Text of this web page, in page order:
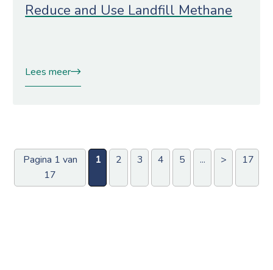
Reduce and Use Landfill Methane
Lees meer
Pagina 1 van
17
1 2 3 4 5 ... > 17